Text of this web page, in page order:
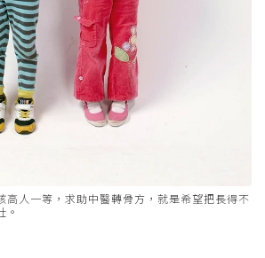
高人一等，求助中醫轉骨方，就是希望把長得不
。